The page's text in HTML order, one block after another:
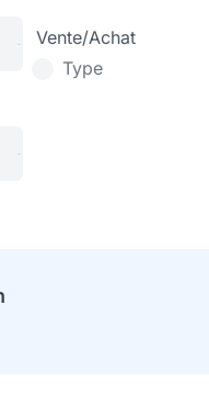
Vente/Achat
Type